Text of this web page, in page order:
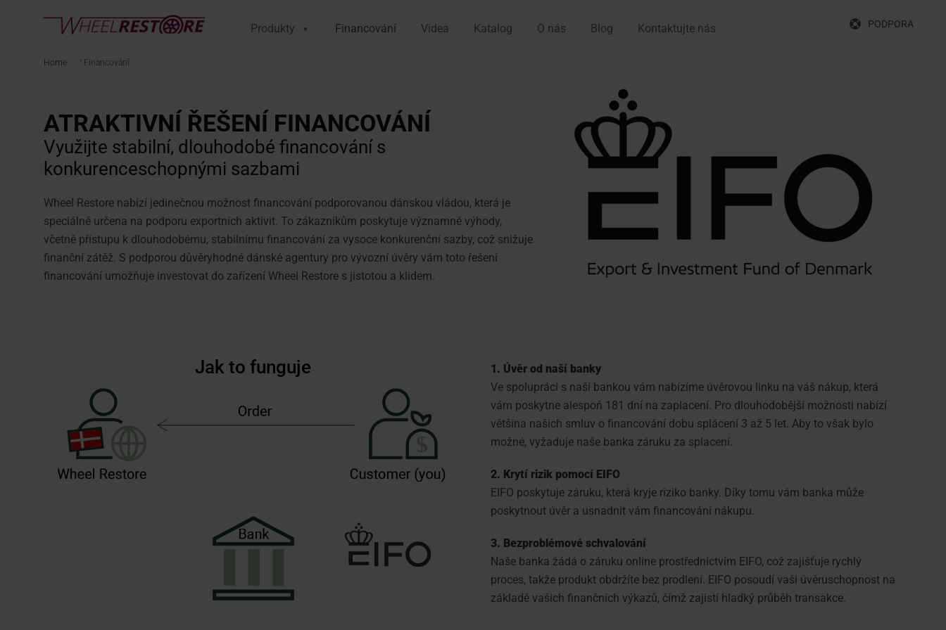
Produkty Financování Videa Katalog O nás Blog Kontaktujte nás PODPORA
Home " Financování
ATRAKTIVNÍ ŘEŠENÍ FINANCOVÁNÍ
Využijte stabilní, dlouhodobé financování s
konkurenceschopnými sazbami
Wheel Restore nabízí jedinečnou možnost financování podporovanou dánskou vládou, která je
speciálně určena na podporu exportních aktivit. To zákazníkům poskytuje významné výhody,
včetně přístupu k dlouhodobému, stabilnímu financování za vysoce konkurenční sazby, což snižuje
finanční zátěž. S podporou důvěryhodné dánské agentury pro vývozní úvěry vám toto řešení
financování umožňuje investovat do zařízení Wheel Restore s jistotou a klidem.
Jak to funguje
1. Úvěr od naší banky
Ve spolupráci s naší bankou vám nabízíme úvěrovou linku na váš nákup, která
vám poskytne alespoň 181 dní na zaplacení. Pro dlouhodobější možnosti nabízí
většina našich smluv o financování dobu splácení 3 až 5 let. Aby to však bylo
možné, vyžaduje naše banka záruku za splacení.
2. Krytí rizik pomocí EIFO
EIFO poskytuje záruku, která kryje riziko banky. Díky tomu vám banka může
poskytnout úvěr a usnadnit vám financování nákupu.
3. Bezproblémové schvalování
Naše banka žádá o záruku online prostřednictvím EIFO, což zajišťuje rychlý
proces, takže produkt obdržíte bez prodlení. EIFO posoudí vaši úvěruschopnost na
základě vašich finančních výkazů, čímž zajistí hladký průběh transakce.